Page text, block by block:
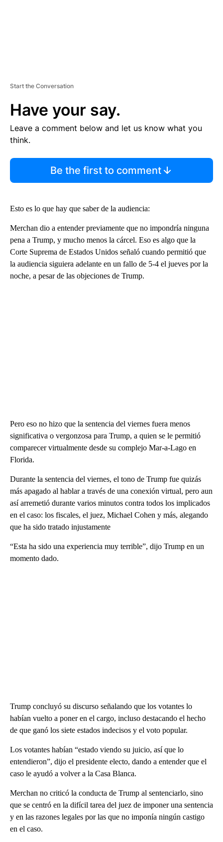
Start the Conversation
Have your say.
Leave a comment below and let us know what you
think.
Be the first to comment
Esto es lo que hay que saber de la audiencia:
Merchan dio a entender previamente que no impondría ninguna
pena a Trump, y mucho menos la cárcel. Eso es algo que la
Corte Suprema de Estados Unidos señaló cuando permitió que
la audiencia siguiera adelante en un fallo de 5-4 el jueves por la
noche, a pesar de las objeciones de Trump.
Pero eso no hizo que la sentencia del viernes fuera menos
significativa o vergonzosa para Trump, a quien se le permitió
comparecer virtualmente desde su complejo Mar-a-Lago en
Florida.
Durante la sentencia del viernes, el tono de Trump fue quizás
más apagado al hablar a través de una conexión virtual, pero aun
así arremetió durante varios minutos contra todos los implicados
en el caso: los fiscales, el juez, Michael Cohen y más, alegando
que ha sido tratado injustamente
“Esta ha sido una experiencia muy terrible”, dijo Trump en un
momento dado.
Trump concluyó su discurso señalando que los votantes lo
habían vuelto a poner en el cargo, incluso destacando el hecho
de que ganó los siete estados indecisos y el voto popular.
Los votantes habían “estado viendo su juicio, así que lo
entendieron”, dijo el presidente electo, dando a entender que el
caso le ayudó a volver a la Casa Blanca.
Merchan no criticó la conducta de Trump al sentenciarlo, sino
que se centró en la difícil tarea del juez de imponer una sentencia
y en las razones legales por las que no imponía ningún castigo
en el caso.